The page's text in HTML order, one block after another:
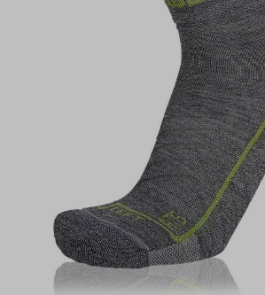
Schoenmode